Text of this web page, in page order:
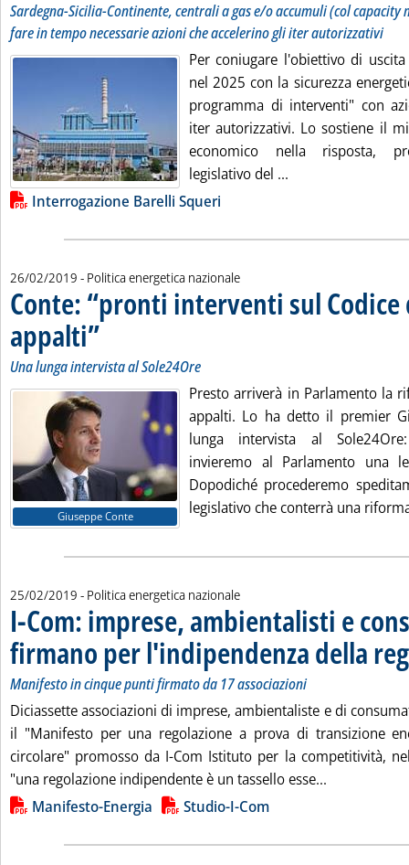
Sardegna-Sicilia-Continente, centrali a gas e/o accumuli (col capacity
fare in tempo necessarie azioni che accelerino gli iter autorizzativi
Per coniugare l'obiettivo di
nel 2025 con la sicurezza
programma di interventi" con
iter autorizzativi. Lo sostiene il
economico nella risposta,
legislativo del ...
Lista allegati PDF alla notizia
Interrogazione Barelli Squeri
26/02/2019 - Politica energetica nazionale
Conte: “pronti interventi sul Codice
appalti”. Sottotitolo: Una lunga intervista al Sole24Ore
. Pubblicata martedì 26 febbraio 2019 alle 13.50.
Una lunga intervista al Sole24Ore
Giuseppe Conte
Presto arriverà in Parlamento la
appalti. Lo ha detto il premier
lunga intervista al
invieremo al Parlamento una
Dopodiché procederemo
legislativo che conterrà una
25/02/2019 - Politica energetica nazionale
I-Com: imprese, ambientalisti e
firmano per l'indipendenza della
Manifesto in cinque punti firmato da 17 associazioni
Diciassette associazioni di imprese, ambientaliste e di
il "Manifesto per una regolazione a prova di transizione
circolare" promosso da I-Com Istituto per la competitività,
"una regolazione indipendente è un tassello esse...
Lista allegati PDF alla notizia
Manifesto-Energia Studio-I-Com